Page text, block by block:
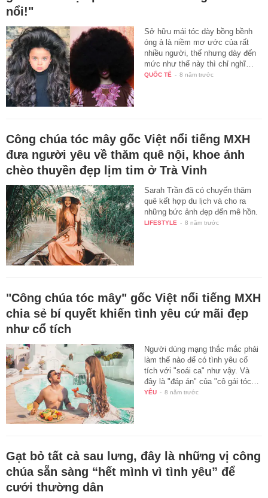
nổi!"
Sở hữu mái tóc dày bồng bềnh
óng ả là niềm mơ ước của rất
nhiều người, thế nhưng dày đến
mức như thế này thì chỉ nghĩ…
QUỐC TẾ - 8 năm trước
Công chúa tóc mây gốc Việt nổi tiếng MXH
đưa người yêu về thăm quê nội, khoe ảnh
chèo thuyền đẹp lịm tim ở Trà Vinh
Sarah Trần đã có chuyến thăm
quê kết hợp du lịch và cho ra
những bức ảnh đẹp đến mê hồn.
LIFESTYLE - 8 năm trước
"Công chúa tóc mây" gốc Việt nổi tiếng MXH
chia sẻ bí quyết khiến tình yêu cứ mãi đẹp
như cổ tích
Người dùng mạng thắc mắc phải
làm thế nào để có tình yêu cổ
tích với "soái ca" như vậy. Và
đây là "đáp án" của "cô gái tóc…
YÊU - 8 năm trước
Gạt bỏ tất cả sau lưng, đây là những vị công
chúa sẵn sàng “hết mình vì tình yêu” để
cưới thường dân